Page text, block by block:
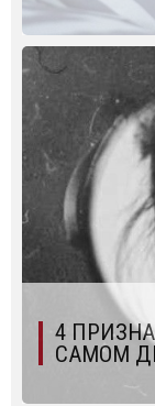
4
САМОМ